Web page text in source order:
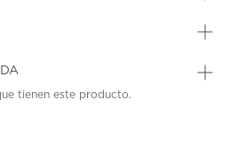
tienen este producto.